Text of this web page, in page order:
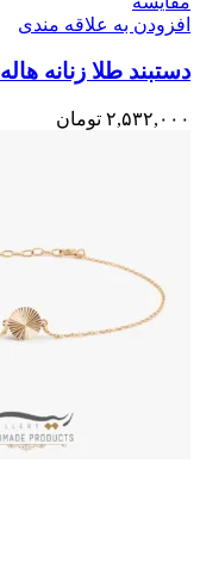
افزودن به علاقه مندی
دستبند طلا زنانه هاله
۲,۵۳۲,۰۰۰ تومان